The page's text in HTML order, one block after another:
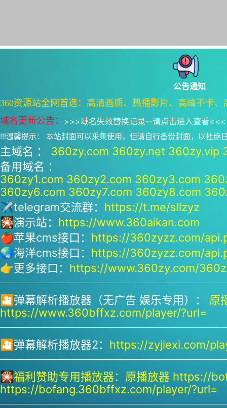
公告通知
360资源站全网首选：高清画质、热播影片、高峰不卡
域名更新公告： >>>域名失效替换记录--请点击进入查看<<<
!!!温馨提示： 本站封面可以采集使用，但请自行备份封面，以杜绝
主域名 ： 360zy.com 360zy.net 360zy.vip
备用域名 ：
360zy1.com 360zy2.com 360zy3.com
360zy6.com 360zy7.com 360zy8.com
✈telegram交流群： https://t.me/sllzyz
🎇演示站： https://www.360aikan.com
🍎苹果cms接口： https://360zyzz.com/
🌏海洋cms接口： https://360zyzz.com/
👉更多接口： https://www.360zy.com/
🎦弹幕解析播放器（无广告 娱乐专用）： 原
https://www.360bffxz.com/player/?url=
🎦弹幕解析播放器2： https://zyjiexi.com/
🎇福利赞助专用播放器： 原播放器 https://
https://bofang.360bffxz.com/player/?url=